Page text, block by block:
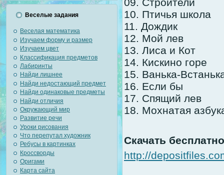
Веселые задания
Веселая математика
Изучаем форму и размер
Изучаем цвет
Классификация предметов
Лабиринты
Найди лишнее
Найди недостающий предмет
Найди одинаковые предметы
Найди отличия
Окружающий мир
Развитие речи
Уроки рисования
Что перепутал художник
Ребусы в картинках
Кроссворды
Оригами
Карта сайта
09. Строители
10. Птичья школа
11. Дождик
12. Мой лев
13. Лиса и Кот
14. Кискино горе
15. Ванька-
16. Если бы
17. Спящий лев
18. Мохнатая
Скачать бесплатно
http://